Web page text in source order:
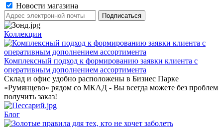
Новости магазина
Коллекции
Комплексный подход к формированию заявки клиента с
оперативным дополнением ассортимента
Склад и офис удобно расположены в Бизнес Парке
«Румянцево» рядом со МКАД - Вы всегда можете без проблем
получить заказ!
Блог